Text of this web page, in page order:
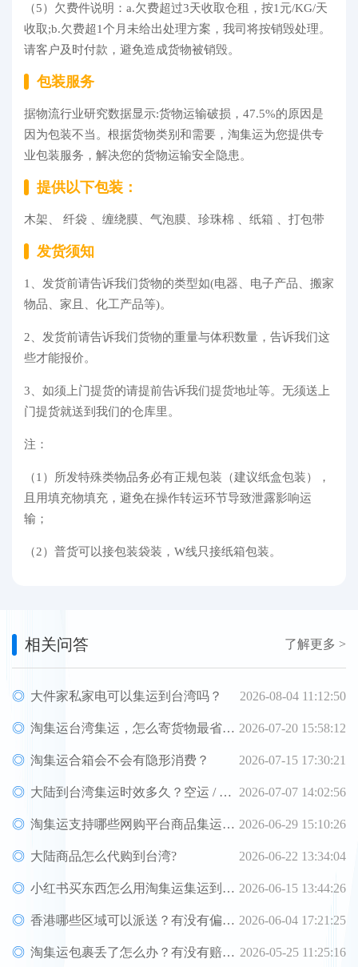
（5）欠费件说明：a.欠费超过3天收取仓租，按1元/KG/天
收取;b.欠费超1个月未给出处理方案，我司将按销毁处理。
请客户及时付款，避免造成货物被销毁。
包装服务
据物流行业研究数据显示:货物运输破损，47.5%的原因是
因为包装不当。根据货物类别和需要，淘集运为您提供专
业包装服务，解决您的货物运输安全隐患。
提供以下包装：
木架、 纤袋 、缠绕膜、气泡膜、珍珠棉 、纸箱 、打包带
发货须知
1、发货前请告诉我们货物的类型如(电器、电子产品、搬家
物品、家且、化工产品等)。
2、发货前请告诉我们货物的重量与体积数量，告诉我们这
些才能报价。
3、如须上门提货的请提前告诉我们提货地址等。无须送上
门提货就送到我们的仓库里。
注：
（1）所发特殊类物品务必有正规包装（建议纸盒包装），
且用填充物填充，避免在操作转运环节导致泄露影响运
输；
（2）普货可以接包装袋装，W线只接纸箱包装。
相关问答 了解更多 >
大件家私家电可以集运到台湾吗？ 2026-08-04 11:12:50
淘集运台湾集运，怎么寄货物最省钱？ 2026-07-20 15:58:12
淘集运合箱会不会有隐形消费？ 2026-07-15 17:30:21
大陆到台湾集运时效多久？空运 / 海快 / 海运分别几天 2026-07-07 14:02:56
淘集运支持哪些网购平台商品集运转运至台湾？ 2026-06-29 15:10:26
大陆商品怎么代购到台湾? 2026-06-22 13:34:04
小红书买东西怎么用淘集运集运到香港？ 2026-06-15 13:44:26
香港哪些区域可以派送？有没有偏远费？ 2026-06-04 17:21:25
淘集运包裹丢了怎么办？有没有赔付？ 2026-05-25 11:25:16